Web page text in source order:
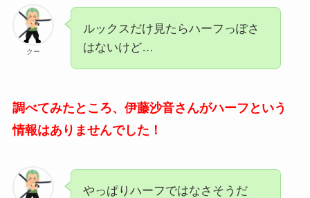
クー
ルックスだけ見たらハーフっぽさ
はないけど…
調べてみたところ、伊藤沙音さんがハーフという
情報はありませんでした！
やっぱりハーフではなさそうだ